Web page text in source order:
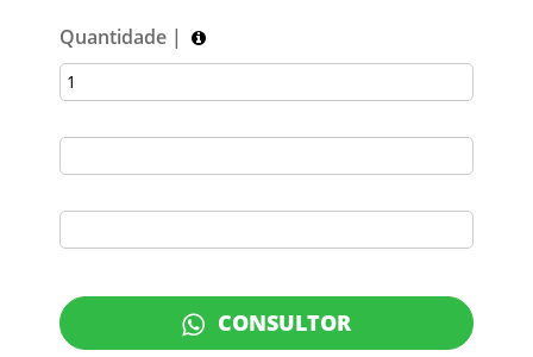
Quantidade |
CONSULTOR